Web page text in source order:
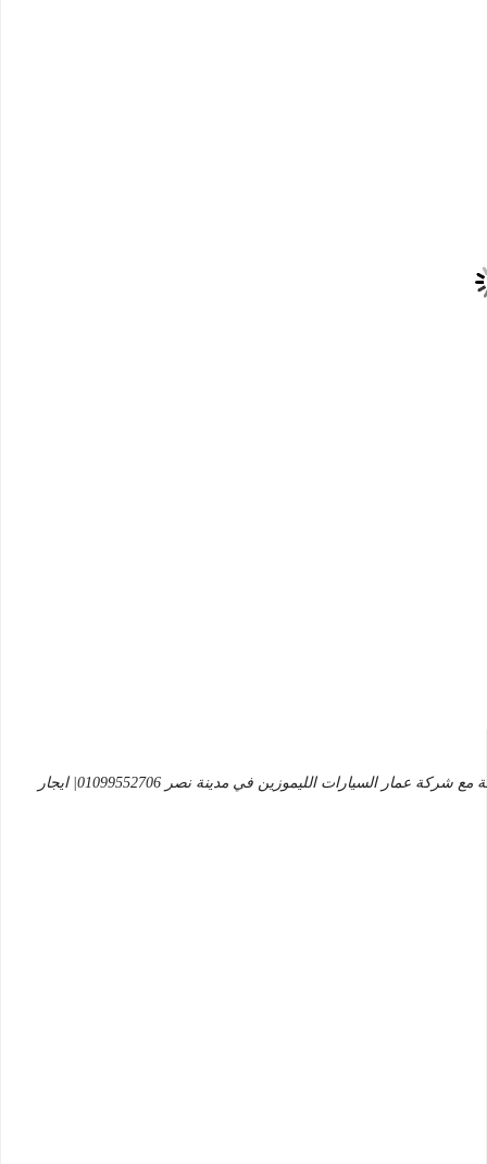
بالتالي لمحبين السفر وعمل رحلات السفاري ، اجر الان سيارتك بكل سهولة مع شركة عمار السيارات الليموزين في مدينة نصر 01099552706| ايجار